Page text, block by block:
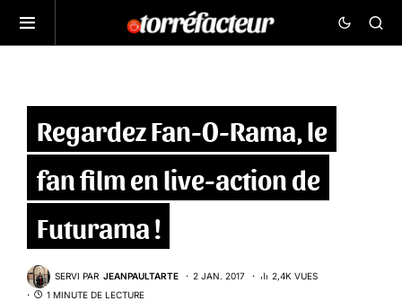
Regardez Fan-O-Rama, le
fan film en live-action de
Futurama !
SERVI PAR JEANPAULTARTE 2 JAN. 2017
2,4K VUES
1 MINUTE DE LECTURE